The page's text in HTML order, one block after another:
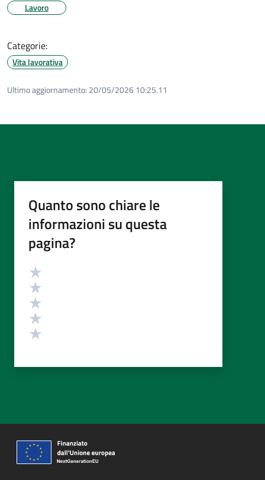
Lavoro
Categorie:
Vita lavorativa
Ultimo aggiornamento: 20/05/2026 10:25.11
Quanto sono chiare le
informazioni su questa
pagina?
Valutazione